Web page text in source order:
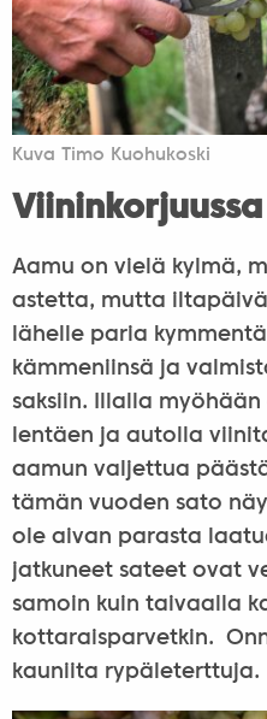
Kuva Timo Kuohukoski
Aamu on vielä kylmä,
astetta, mutta
lähelle paria
kämmeniinsä ja
saksiin. Illalla
lentäen ja autolla
aamun valjettua
tämän vuoden sato
ole aivan parasta
jatkuneet sateet ovat
samoin kuin taivaalla
kottaraisparvetkin.
kauniita rypäleterttuja.